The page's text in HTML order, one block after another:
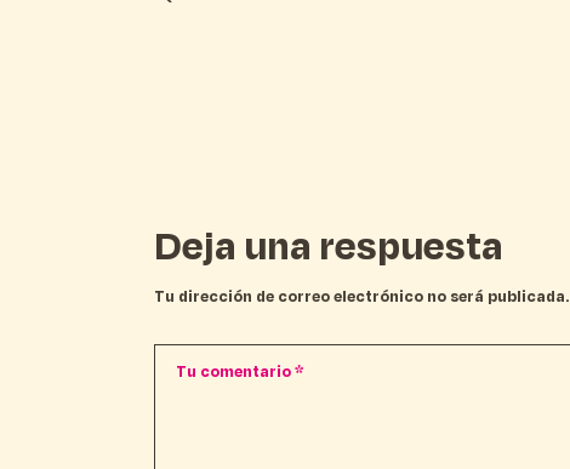
Deja una respuesta
Tu dirección de correo electrónico no será publicada.